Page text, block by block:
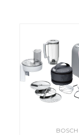
BOSCH